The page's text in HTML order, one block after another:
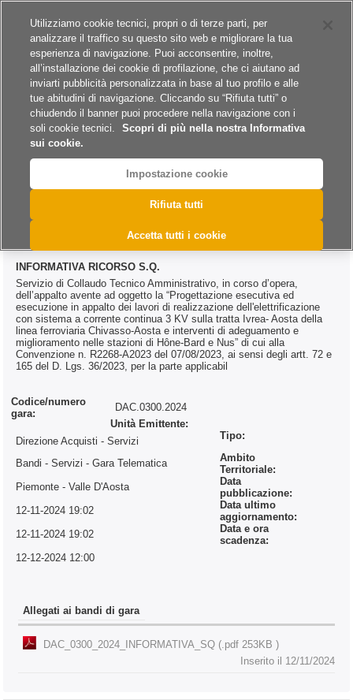
A
@DAC.0300.2024
INFORMATIVA RICORSO S.Q.
Servizio di Collaudo Tecnico Amministrativo, in corso d’opera,
dell’appalto avente ad oggetto la “Progettazione esecutiva ed
esecuzione in appalto dei lavori di realizzazione dell'elettrificazione
con sistema a corrente continua 3 KV sulla tratta Ivrea- Aosta della
linea ferroviaria Chivasso-Aosta e interventi di adeguamento e
miglioramento nelle stazioni di Hône-Bard e Nus” di cui alla
Convenzione n. R2268-A2023 del 07/08/2023, ai sensi degli artt. 72 e
165 del D. Lgs. 36/2023, per la parte applicabil
Codice/numero
gara:
DAC.0300.2024
Unità Emittente:
Direzione Acquisti - Servizi
Tipo:
Bandi - Servizi- Gara Telematica
Ambito
Territoriale:
Piemonte - Valle D'Aosta
Data
pubblicazione:
12-11-2024 19:02
Data ultimo
aggiornamento:
12-11-2024 19:02
Data e ora
scadenza:
12-12-2024 12:00
Allegati ai bandi di gara
DAC_0300_2024_INFORMATIVA_SQ (.pdf 253KB )
Inserito il 12/11/2024
Utilizziamo cookie tecnici, propri o di terze parti, per
analizzare il traffico su questo sito web e migliorare la tua
esperienza di navigazione. Puoi acconsentire, inoltre,
all’installazione dei cookie di profilazione, che ci aiutano ad
inviarti pubblicità personalizzata in base al tuo profilo e alle
tue abitudini di navigazione. Cliccando su “Rifiuta tutti” o
chiudendo il banner puoi procedere nella navigazione con i
soli cookie tecnici.
Scopri di più nella nostra Informativa
sui cookie.
Impostazione cookie
Rifiuta tutti
Accetta tutti i cookie